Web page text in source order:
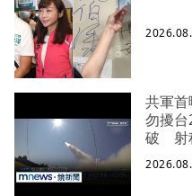
共軍
勿擾
破 射